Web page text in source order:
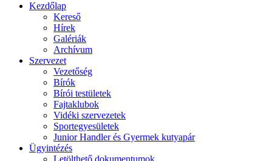
Kezdőlap
Kereső
Hírek
Galériák
Archívum
Szervezet
Vezetőség
Bírók
Bírói testületek
Fajtaklubok
Vidéki szervezetek
Sportegyesületek
Junior Handler és Gyermek kutyapár
Ügyintézés
Letölthető dokumentumok